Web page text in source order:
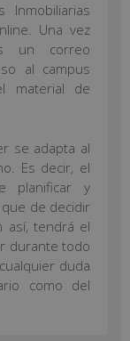
Inmobiliarias
Una vez
un correo
al campus
material de
se adapta al
Es decir, el
planificar y
de decidir
así, tendrá el
durante todo
duda
como del